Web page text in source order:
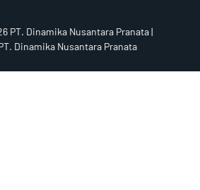
PT. Dinamika Nusantara Pranata |
Dinamika Nusantara Pranata